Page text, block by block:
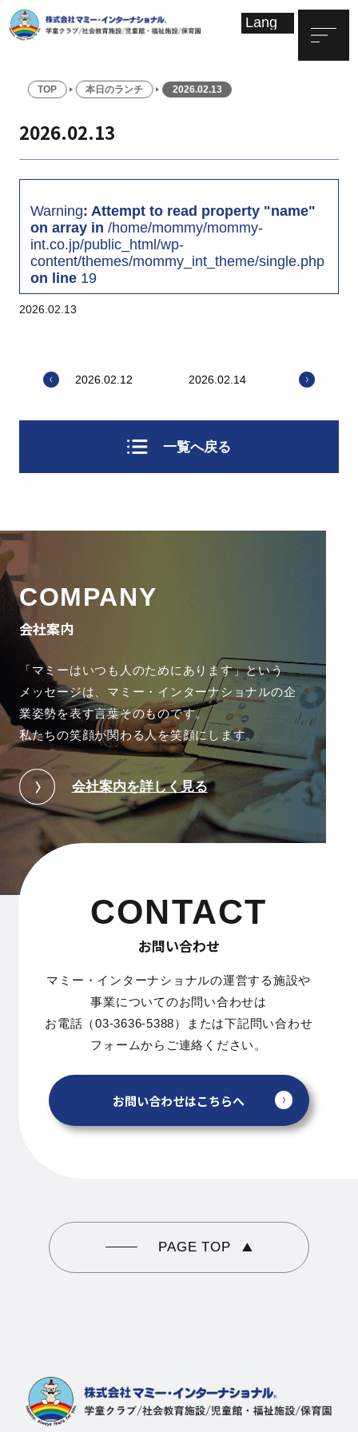
TOP 本日のランチ 2026.02.13
2026.02.13
Warning: Attempt to read property "name"
on array in /home/mommy/mommy-
int.co.jp/public_html/wp-
content/themes/mommy_int_theme/single.php
on line 19
2026.02.13
2026.02.12 2026.02.14
一覧へ戻る
COMPANY
会社案内
「マミーはいつも人のためにあります」という
メッセージは、 マミー・インターナショナルの企
業姿勢を表す言葉そのものです。
私たちの笑顔が関わる人を笑顔にします。
会社案内を詳しく見る
CONTACT
お問い合わせ
マミー・インターナショナルの運営する施設や
事業についてのお問い合わせは
お電話（03-3636-5388）または下記問い合わせ
フォームからご連絡ください。
お問い合わせはこちらへ
PAGE TOP